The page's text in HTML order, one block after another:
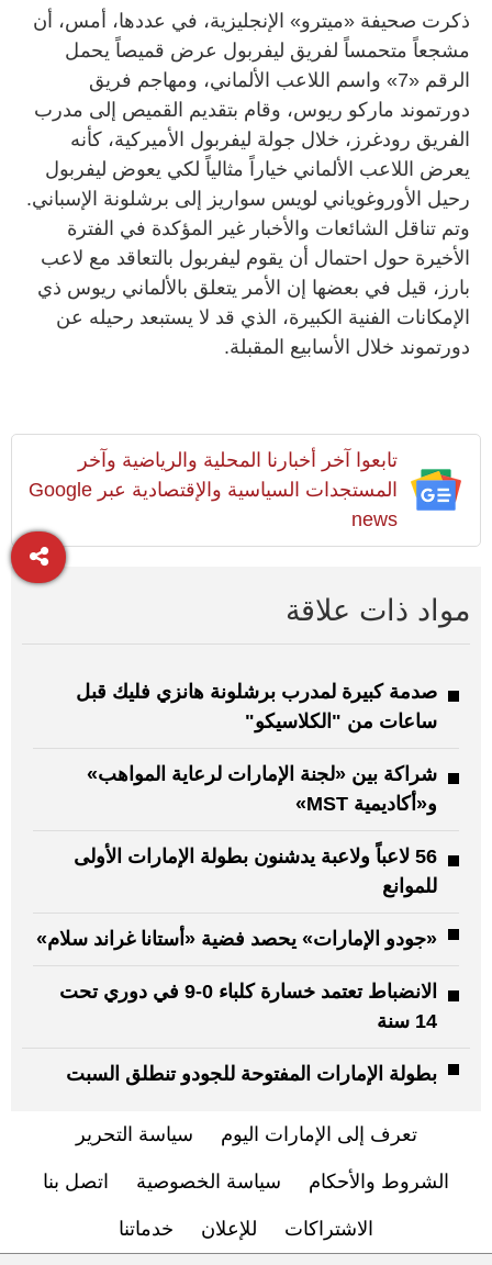
ذكرت صحيفة «ميترو» الإنجليزية، في عددها، أمس، أن
مشجعاً متحمساً لفريق ليفربول عرض قميصاً يحمل
الرقم «7» واسم اللاعب الألماني، ومهاجم فريق
دورتموند ماركو ريوس، وقام بتقديم القميص إلى مدرب
الفريق رودغرز، خلال جولة ليفربول الأميركية، كأنه
يعرض اللاعب الألماني خياراً مثالياً لكي يعوض ليفربول
رحيل الأوروغوياني لويس سواريز إلى برشلونة الإسباني.
وتم تناقل الشائعات والأخبار غير المؤكدة في الفترة
الأخيرة حول احتمال أن يقوم ليفربول بالتعاقد مع لاعب
بارز، قيل في بعضها إن الأمر يتعلق بالألماني ريوس ذي
الإمكانات الفنية الكبيرة، الذي قد لا يستبعد رحيله عن
دورتموند خلال الأسابيع المقبلة.
تابعوا آخر أخبارنا المحلية والرياضية وآخر
المستجدات السياسية والإقتصادية عبر Google
news
مواد ذات علاقة
صدمة كبيرة لمدرب برشلونة هانزي فليك قبل
ساعات من "الكلاسيكو"
شراكة بين «لجنة الإمارات لرعاية المواهب»
و«أكاديمية MST»
56 لاعباً ولاعبة يدشنون بطولة الإمارات الأولى
للموانع
«جودو الإمارات» يحصد فضية «أستانا غراند سلام»
الانضباط تعتمد خسارة كلباء 0-9 في دوري تحت
14 سنة
بطولة الإمارات المفتوحة للجودو تنطلق السبت
تعرف إلى الإمارات اليوم سياسة التحرير
الشروط والأحكام سياسة الخصوصية اتصل بنا
الاشتراكات للإعلان خدماتنا